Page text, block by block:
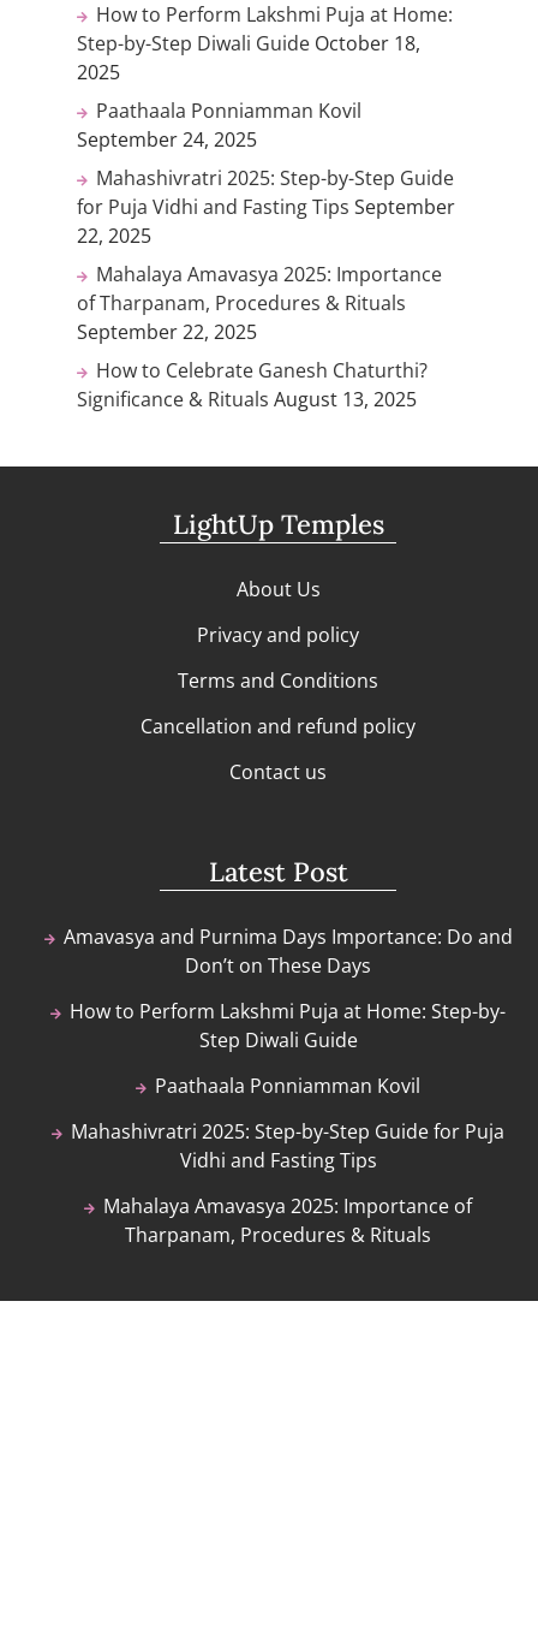
How to Perform Lakshmi Puja at Home:
Step-by-Step Diwali Guide October 18,
2025
Paathaala Ponniamman Kovil
September 24, 2025
Mahashivratri 2025: Step-by-Step Guide
for Puja Vidhi and Fasting Tips September
22, 2025
Mahalaya Amavasya 2025: Importance
of Tharpanam, Procedures & Rituals
September 22, 2025
How to Celebrate Ganesh Chaturthi?
Significance & Rituals August 13, 2025
LightUp Temples
About Us
Privacy and policy
Terms and Conditions
Cancellation and refund policy
Contact us
Latest Post
Amavasya and Purnima Days Importance: Do and
Don’t on These Days
How to Perform Lakshmi Puja at Home: Step-by-
Step Diwali Guide
Paathaala Ponniamman Kovil
Mahashivratri 2025: Step-by-Step Guide for Puja
Vidhi and Fasting Tips
Mahalaya Amavasya 2025: Importance of
Tharpanam, Procedures & Rituals